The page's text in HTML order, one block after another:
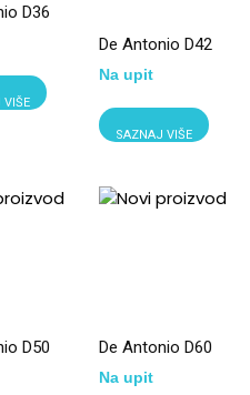
D36
VIŠE
De Antonio D42
Na upit
SAZNAJ VIŠE
D50
De Antonio D60
Na upit